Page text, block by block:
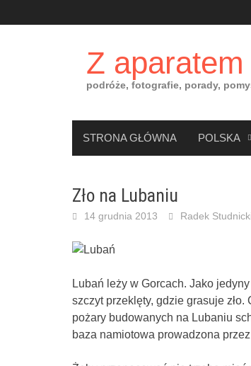
to
Z
podróże, fotografie, porady,
STRONA GŁÓWNA POLSKA
Zło na Lubaniu
14 grudnia 2013 Radek Studnicki
Lubań leży w Gorcach. Jako
szczyt przeklęty, gdzie grasuje
pożary budowanych na Lubaniu
baza namiotowa prowadzona